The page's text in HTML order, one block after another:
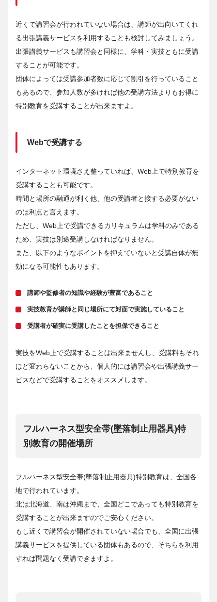
近くで講習会が行われていない場合は、講師が出向いてくれ
る出張講義サービスを利用することも検討してみましょう。
出張講義サービスも講習会と同様に、学科・実技ともに受講
することが可能です。
団体によっては受講参加者数に応じて割引を行っていること
もあるので、参加人数が多ければ他の受講方法よりもお得に
特別教育を受講することが出来ますよ。
Webで受講する
インターネット環境さえ整っていれば、Web上で特別教育を
受講することも可能です。
時間と場所の融通が利く他、他の受講者と接する必要がない
のは利点と言えます。
ただし、Web上で受講できるカリキュラムは学科のみである
ため、実技は別途受講しなければなりません。
また、以下のようなポイントを抑えていないと受講自体が無
効になる可能性もあります。
講師や監修者の知識や経験が豊富であること
実技教育が講師と同じ場所にて対面で実施していること
受講者が確実に受講したことを担保できること
実技をWeb上で受講することは出来ませんし、受講料もそれ
ほど変わらないことから、個人的には講習会や出張講義サー
ビスなどで受講することをオススメします。
フルハーネス型安全帯(墜落制止用器具)特
別教育の開催場所
フルハーネス型安全帯(墜落制止用器具)特別教育は、全国各
地で行われています。
北は北海道、南は沖縄まで、全国どこであっても特別教育を
受講することが出来ますのでご安心ください。
もし近くで講習会が開催されていない場合でも、全国に出張
講義サービスを提供している団体もあるので、そちらを利用
すれば問題なく受講できますよ。